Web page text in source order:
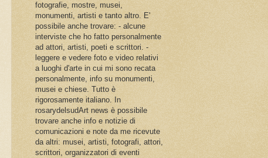
fotografie, mostre, musei,
monumenti, artisti e tanto altro. E'
possibile anche trovare: - alcune
interviste che ho fatto personalmente
ad attori, artisti, poeti e scrittori. -
leggere e vedere foto e video relativi
a luoghi d'arte in cui mi sono recata
personalmente, info su monumenti,
musei e chiese. Tutto è
rigorosamente italiano. In
rosarydelsudArt news è possibile
trovare anche info e notizie di
comunicazioni e note da me ricevute
da altri: musei, artisti, fotografi, attori,
scrittori, organizzatori di eventi